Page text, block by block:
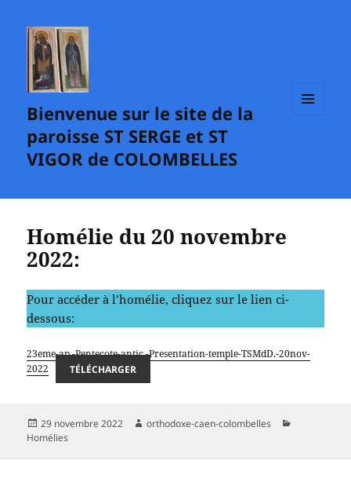
Bienvenue sur le site de la
paroisse ST SERGE et ST
VIGOR de COLOMBELLES
Homélie du 20 novembre
2022:
Pour accéder à l’homélie, cliquez sur le lien ci-
dessous:
23eme-ap.-Pentecote-antic.-Presentation-temple-TSMdD.-20nov-
2022
TÉLÉCHARGER
Publié
le
29 novembre 2022 Auteur
orthodoxe-caen-colombelles
Homélies